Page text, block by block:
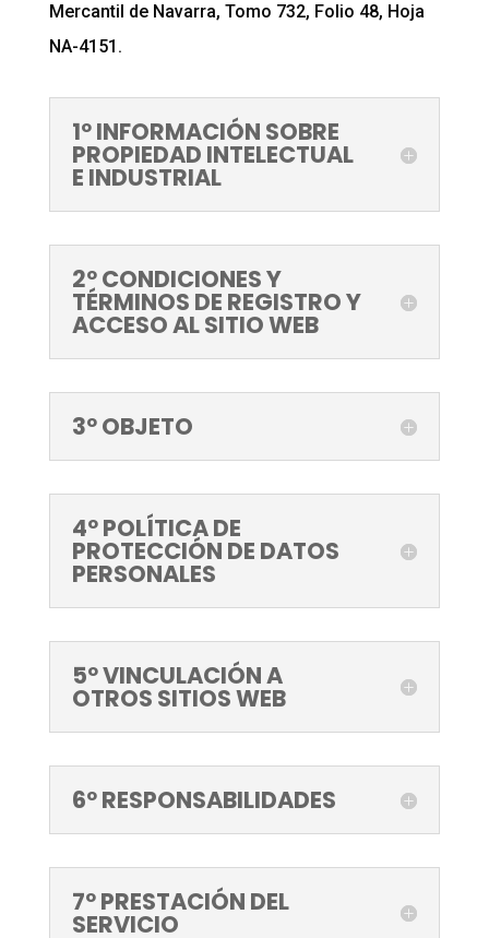
Mercantil de Navarra, Tomo 732, Folio 48, Hoja
NA-4151.
1º INFORMACIÓN SOBRE
PROPIEDAD INTELECTUAL
E INDUSTRIAL
2º CONDICIONES Y
TÉRMINOS DE REGISTRO Y
ACCESO AL SITIO WEB
3º OBJETO
4º POLÍTICA DE
PROTECCIÓN DE DATOS
PERSONALES
5º VINCULACIÓN A
OTROS SITIOS WEB
6º RESPONSABILIDADES
7º PRESTACIÓN DEL
SERVICIO